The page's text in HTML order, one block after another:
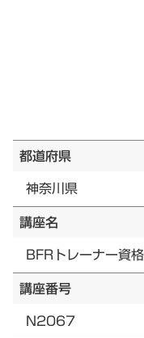
都道府県
神奈川県
講座名
BFRトレーナー資
講座番号
N2067